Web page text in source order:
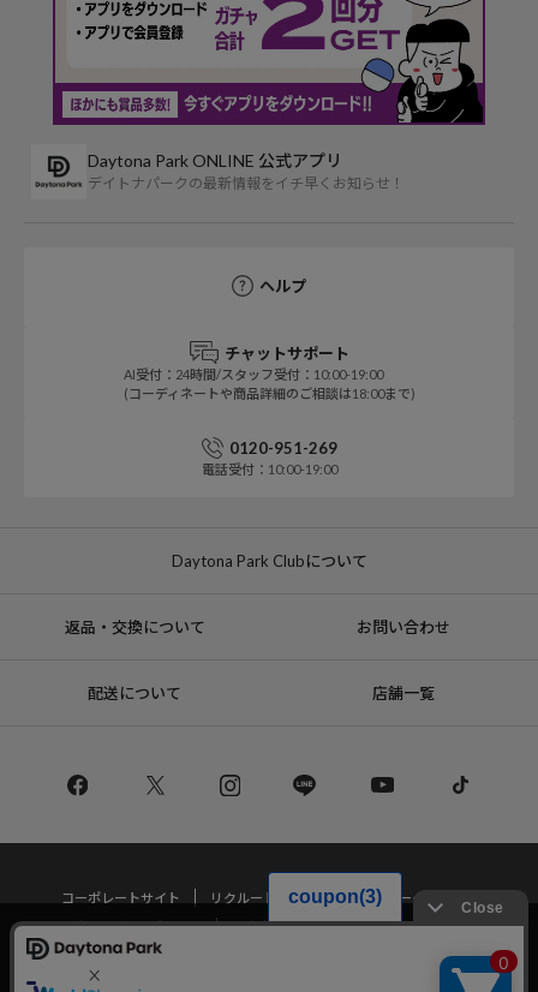
Daytona Park ONLINE 公式アプリ
デイトナパークの最新情報をイチ早くお知らせ！
ヘルプ
チャットサポート
AI受付：24時間/スタッフ受付：10:00-19:00
(コーディネートや商品詳細のご相談は18:00まで)
0120-951-269
電話受付：10:00-19:00
Daytona Park Clubについて
返品・交換について お問い合わせ
配送について 店舗一覧
コーポレートサイト リクルート
サステナブルマークについて
プライバシーポリシー
特定商取引法・古物営業法に基づく表記
当サイトでは利用体験の向上およびコンテンツの最適な提供、トラフィック
の分析を目的としてCookieを使用しています。